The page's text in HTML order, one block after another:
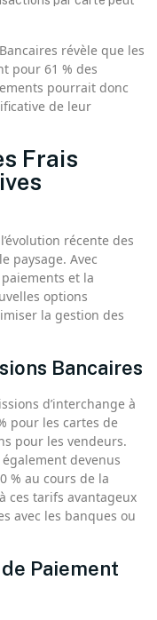
révèle que les
pour 61 % des
pourrait donc
de leur
Frais
récente des
paysage. Avec
et la
options
la gestion des
Bancaires
d’interchange à
pour les cartes de
pour les vendeurs.
devenus
% au cours de la
ces tarifs avantageux
avec les banques ou
Paiement